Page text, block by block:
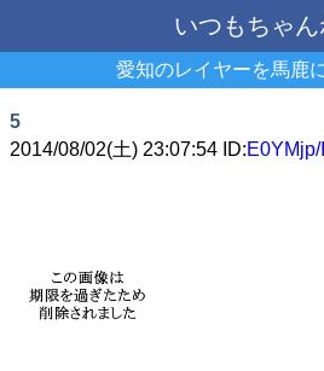
いつもちゃん
愛知のレイヤーを馬鹿
5
2014/08/02(土) 23:07:54 ID:E0YMjp/